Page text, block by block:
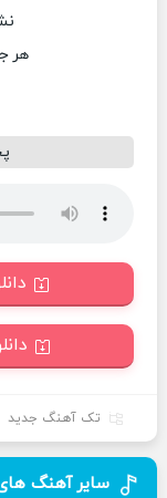
هر
تک آهنگ جدید
سایر آهنگ